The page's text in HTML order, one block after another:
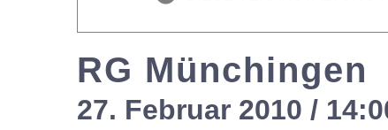
RG Münchingen
27. Februar 2010 /